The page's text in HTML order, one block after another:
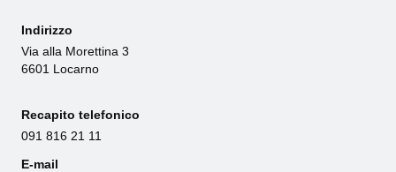
Indirizzo
Via alla Morettina 3
6601 Locarno
Recapito telefonico
091 816 21 11
E-mail